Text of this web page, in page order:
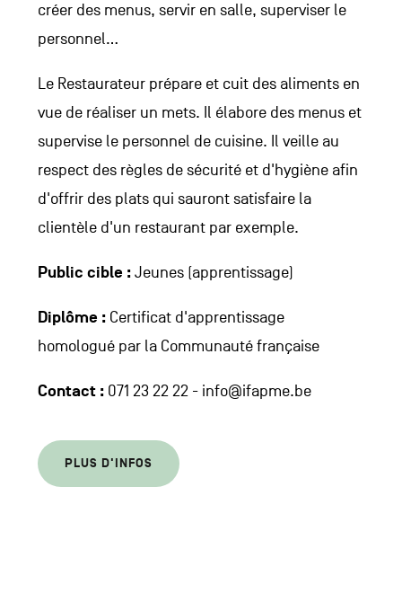
créer des menus, servir en salle, superviser le
personnel...
Le Restaurateur prépare et cuit des aliments en
vue de réaliser un mets. Il élabore des menus et
supervise le personnel de cuisine. Il veille au
respect des règles de sécurité et d'hygiène afin
d'offrir des plats qui sauront satisfaire la
clientèle d'un restaurant par exemple.
Public cible :Jeunes (apprentissage)
Diplôme :Certificat d'apprentissage
homologué par la Communauté française
Contact :071 23 22 22 - info@ifapme.be
PLUS D'INFOS